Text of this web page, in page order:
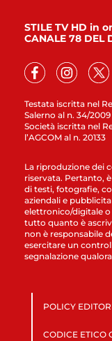
Testata iscritta nel
Salerno al n. 34/2009
Società iscritta nel
l’AGCOM al n. 20133
STILE TV HD in
CANALE 78 DEL
La riproduzione dei
riservata. Pertanto,
di testi, fotografie,
aziendali e
elettronico/digitale o
tutto quanto è
non è responsabile
esercitare un
segnalazione
POLICY
CODICE ETICO